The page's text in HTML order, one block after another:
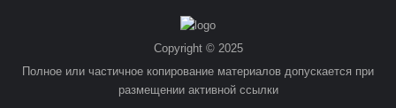
Copyright © 2025
Полное или частичное копирование материалов допускается при
размещении активной ссылки